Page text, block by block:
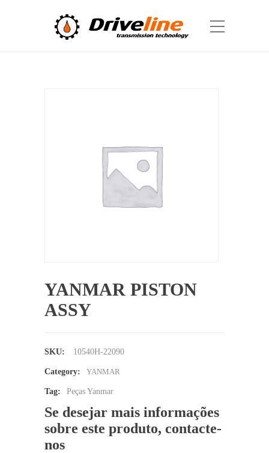
YANMAR PISTON
ASSY
SKU: 10540H-22090
Category: YANMAR
Tag: Peças Yanmar
Se desejar mais informações
sobre este produto, contacte-
nos